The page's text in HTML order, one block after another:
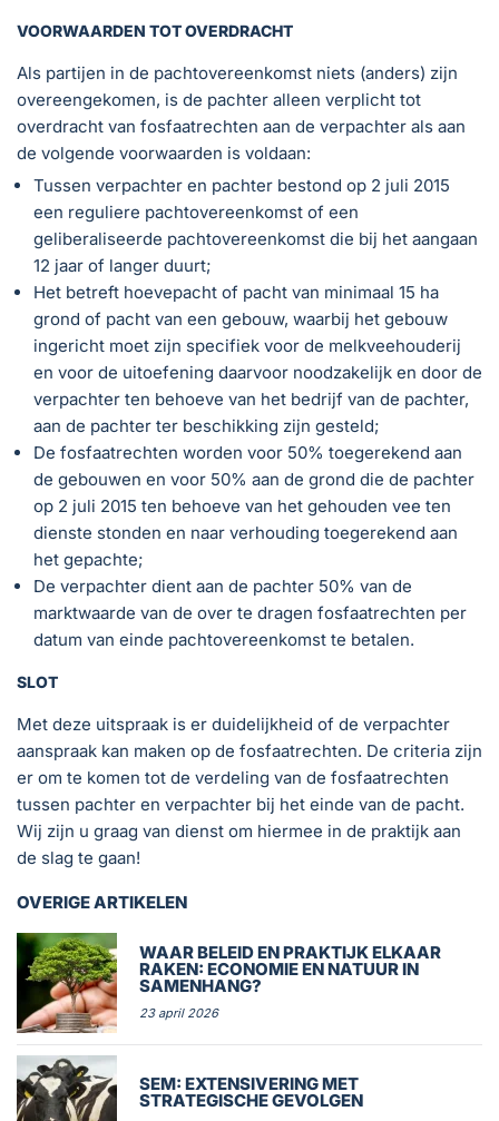
VOORWAARDEN TOT OVERDRACHT
Als partijen in de pachtovereenkomst niets (anders) zijn
overeengekomen, is de pachter alleen verplicht tot
overdracht van fosfaatrechten aan de verpachter als aan
de volgende voorwaarden is voldaan:
Tussen verpachter en pachter bestond op 2 juli 2015
een reguliere pachtovereenkomst of een
geliberaliseerde pachtovereenkomst die bij het aangaan
12 jaar of langer duurt;
Het betreft hoevepacht of pacht van minimaal 15 ha
grond of pacht van een gebouw, waarbij het gebouw
ingericht moet zijn specifiek voor de melkveehouderij
en voor de uitoefening daarvoor noodzakelijk en door de
verpachter ten behoeve van het bedrijf van de pachter,
aan de pachter ter beschikking zijn gesteld;
De fosfaatrechten worden voor 50% toegerekend aan
de gebouwen en voor 50% aan de grond die de pachter
op 2 juli 2015 ten behoeve van het gehouden vee ten
dienste stonden en naar verhouding toegerekend aan
het gepachte;
De verpachter dient aan de pachter 50% van de
marktwaarde van de over te dragen fosfaatrechten per
datum van einde pachtovereenkomst te betalen.
SLOT
Met deze uitspraak is er duidelijkheid of de verpachter
aanspraak kan maken op de fosfaatrechten. De criteria zijn
er om te komen tot de verdeling van de fosfaatrechten
tussen pachter en verpachter bij het einde van de pacht.
Wij zijn u graag van dienst om hiermee in de praktijk aan
de slag te gaan!
OVERIGE ARTIKELEN
WAAR BELEID EN PRAKTIJK ELKAAR
RAKEN: ECONOMIE EN NATUUR IN
SAMENHANG?
23 april 2026
SEM: EXTENSIVERING MET
STRATEGISCHE GEVOLGEN